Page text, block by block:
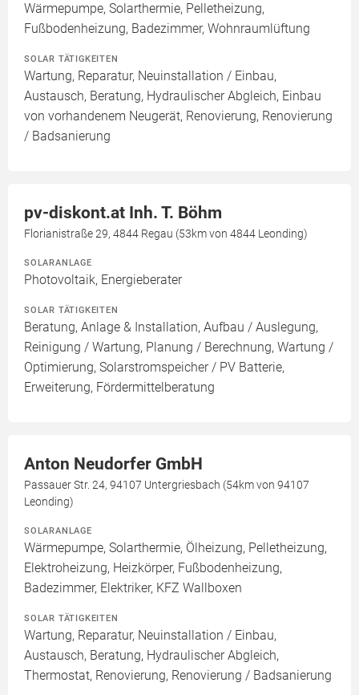
Wärmepumpe, Solarthermie, Pelletheizung,
Fußbodenheizung, Badezimmer, Wohnraumlüftung
SOLAR TÄTIGKEITEN
Wartung, Reparatur, Neuinstallation / Einbau,
Austausch, Beratung, Hydraulischer Abgleich, Einbau
von vorhandenem Neugerät, Renovierung, Renovierung
/ Badsanierung
pv-diskont.at Inh. T. Böhm
Florianistraße 29, 4844 Regau (53km von 4844 Leonding)
SOLARANLAGE
Photovoltaik, Energieberater
SOLAR TÄTIGKEITEN
Beratung, Anlage & Installation, Aufbau / Auslegung,
Reinigung / Wartung, Planung / Berechnung, Wartung /
Optimierung, Solarstromspeicher / PV Batterie,
Erweiterung, Fördermittelberatung
Anton Neudorfer GmbH
Passauer Str. 24, 94107 Untergriesbach (54km von 94107
Leonding)
SOLARANLAGE
Wärmepumpe, Solarthermie, Ölheizung, Pelletheizung,
Elektroheizung, Heizkörper, Fußbodenheizung,
Badezimmer, Elektriker, KFZ Wallboxen
SOLAR TÄTIGKEITEN
Wartung, Reparatur, Neuinstallation / Einbau,
Austausch, Beratung, Hydraulischer Abgleich,
Thermostat, Renovierung, Renovierung / Badsanierung